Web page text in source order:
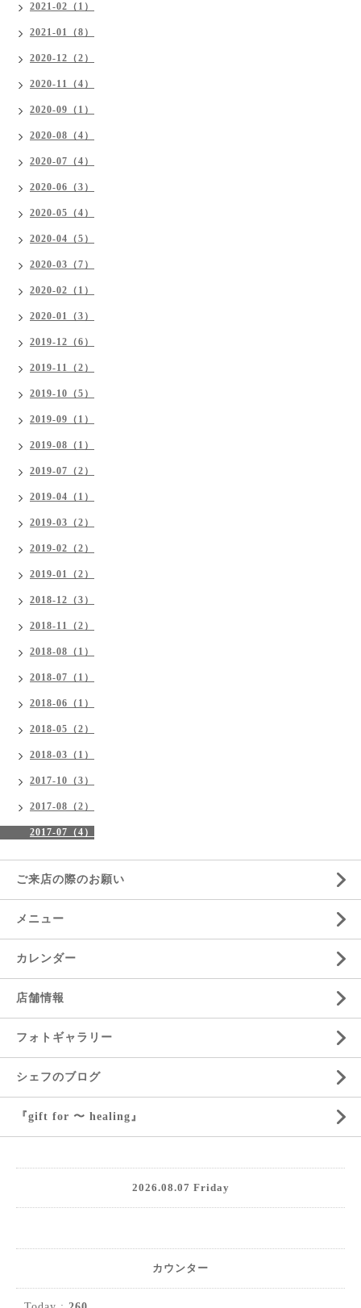
2021-02（1）
2021-01（8）
2020-12（2）
2020-11（4）
2020-09（1）
2020-08（4）
2020-07（4）
2020-06（3）
2020-05（4）
2020-04（5）
2020-03（7）
2020-02（1）
2020-01（3）
2019-12（6）
2019-11（2）
2019-10（5）
2019-09（1）
2019-08（1）
2019-07（2）
2019-04（1）
2019-03（2）
2019-02（2）
2019-01（2）
2018-12（3）
2018-11（2）
2018-08（1）
2018-07（1）
2018-06（1）
2018-05（2）
2018-03（1）
2017-10（3）
2017-08（2）
2017-07（4）
ご来店の際のお願い
メニュー
カレンダー
店舗情報
フォトギャラリー
シェフのブログ
『gift for 〜 healing』
2026.08.07 Friday
カウンター